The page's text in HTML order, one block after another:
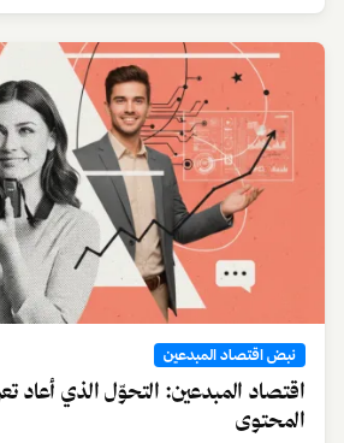
نبض اقتصاد المبدعين
اقتصاد المبدعين: التحوّل الذي أعاد
المحتوى